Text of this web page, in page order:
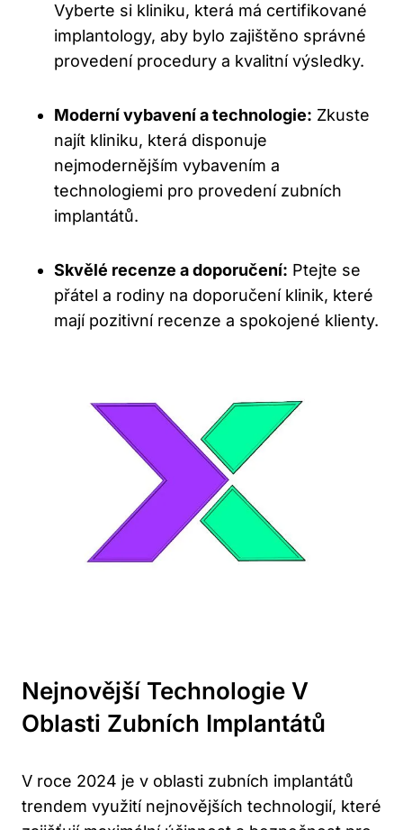
Vyberte si kliniku, která má certifikované
implantology, aby bylo zajištěno správné
provedení procedury a kvalitní výsledky.
Moderní vybavení a technologie: Zkuste
najít kliniku, která disponuje
nejmodernějším vybavením a
technologiemi pro provedení zubních
implantátů.
Skvělé recenze a doporučení: Ptejte se
přátel a rodiny na doporučení klinik, které
mají pozitivní recenze a spokojené klienty.
Nejnovější Technologie V
Oblasti Zubních Implantátů
V roce 2024 je v oblasti zubních implantátů
trendem využití nejnovějších technologií, které